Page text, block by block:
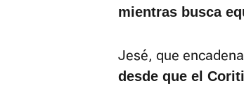
mientras busca
Jesé, que
desde que el